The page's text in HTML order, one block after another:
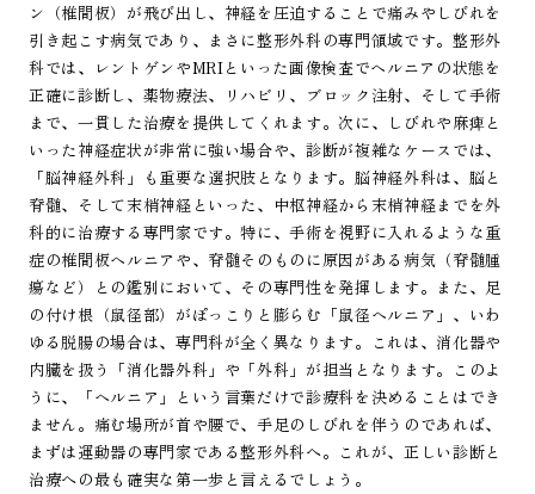
ン（椎間板）が飛び出し、神経を圧迫することで痛みやしびれを
引き起こす病気であり、まさに整形外科の専門領域です。整形外
科では、レントゲンやMRIといった画像検査でヘルニアの状態を
正確に診断し、薬物療法、リハビリ、ブロック注射、そして手術
まで、一貫した治療を提供してくれます。次に、しびれや麻痺と
いった神経症状が非常に強い場合や、診断が複雑なケースでは、
「脳神経外科」も重要な選択肢となります。脳神経外科は、脳と
脊髄、そして末梢神経といった、中枢神経から末梢神経までを外
科的に治療する専門家です。特に、手術を視野に入れるような重
症の椎間板ヘルニアや、脊髄そのものに原因がある病気（脊髄腫
瘍など）との鑑別において、その専門性を発揮します。また、足
の付け根（鼠径部）がぽっこりと膨らむ「鼠径ヘルニア」、いわ
ゆる脱腸の場合は、専門科が全く異なります。これは、消化器や
内臓を扱う「消化器外科」や「外科」が担当となります。このよ
うに、「ヘルニア」という言葉だけで診療科を決めることはでき
ません。痛む場所が首や腰で、手足のしびれを伴うのであれば、
まずは運動器の専門家である整形外科へ。これが、正しい診断と
治療への最も確実な第一歩と言えるでしょう。